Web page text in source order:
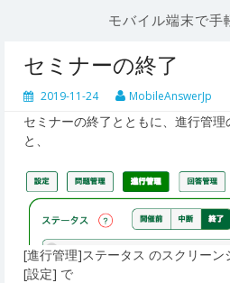
モバイル端末で手
セミナーの終了
2019-11-24 MobileAnswerJp
セミナーの終了とともに、進行管
と、
[進行管理]ステータス のスクリーン
[設定] で